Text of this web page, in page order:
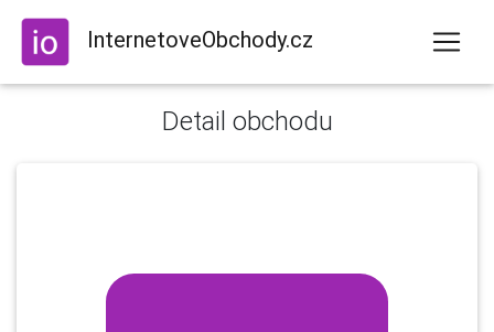
InternetoveObchody.cz
Detail obchodu